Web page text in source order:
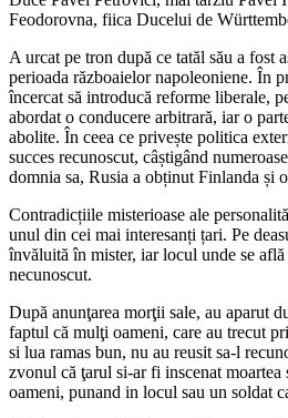
Feodorovna, fiica Ducelui de
A urcat pe tron după ce tatăl său a fost
perioada războaielor napoleoniene. În
încercat să introducă reforme liberale,
abordat o conducere arbitrară, iar o
abolite. În ceea ce privește politica
succes recunoscut, câștigând
domnia sa, Rusia a obținut Finlanda și
Contradicțiile misterioase ale
unul din cei mai interesanți țari. Pe
învăluită în mister, iar locul unde se află
necunoscut.
După anunţarea morţii sale, au aparut
faptul că mulţi oameni, care au trecut
si lua ramas bun, nu au reusit sa-l
zvonul că ţarul si-ar fi inscenat moartea
oameni, punand in locul sau un soldat